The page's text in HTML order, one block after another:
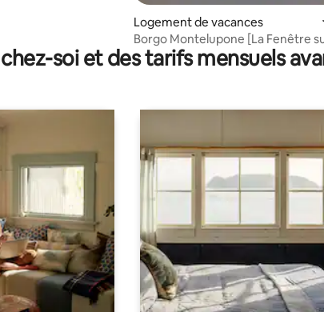
Logement de vacances
Borgo Montelupone [La Fenêtre
Mer]
soi et des tarifs mensuels